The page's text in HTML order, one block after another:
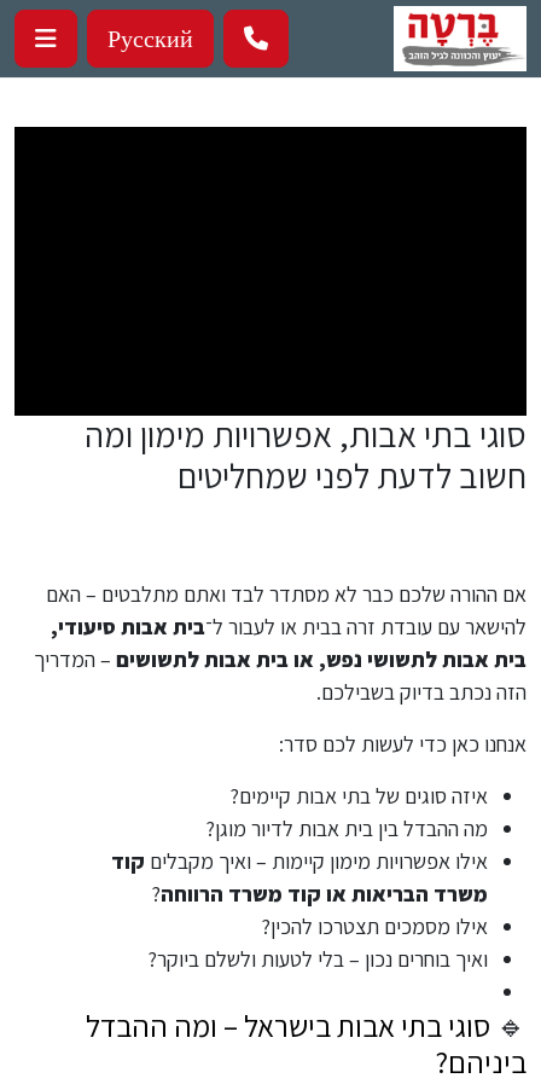
דילוג לתוכן העיקרי
Русский
סוגי בתי אבות, אפשרויות מימון ומה
חשוב לדעת לפני שמחליטים
אם ההורה שלכם כבר לא מסתדר לבד ואתם מתלבטים – האם
להישאר עם עובדת זרה בבית או לעבור ל־בית אבות סיעודי,
בית אבות לתשושי נפש, או בית אבות לתשושים – המדריך
הזה נכתב בדיוק בשבילכם.
אנחנו כאן כדי לעשות לכם סדר:
איזה סוגים של בתי אבות קיימים?
מה ההבדל בין בית אבות לדיור מוגן?
אילו אפשרויות מימון קיימות – ואיך מקבלים קוד
משרד הבריאות או קוד משרד הרווחה?
אילו מסמכים תצטרכו להכין?
ואיך בוחרים נכון – בלי לטעות ולשלם ביוקר?
🔹 סוגי בתי אבות בישראל – ומה ההבדל
ביניהם?